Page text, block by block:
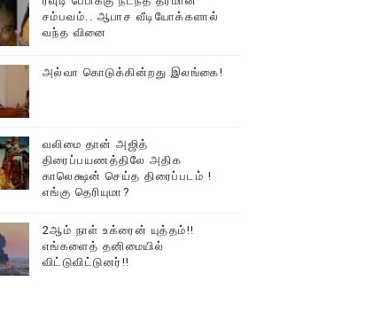
திரண்ட தமிழ்மக்கள்!!
சம்பவம்.. ஆபாச வீடியோக்களால்
வந்த வினை
அல்வா கொடுக்கின்றது இலங்கை!
வலிமை தான் அஜித்
திரைப்பயணத்திலே அதிக
காலெக்ஷன் செய்த திரைப்படம் !
எங்கு தெரியுமா?
2ஆம் நாள் உக்ரைன் யுத்தம்!!
எங்களைத் தனிமையில்
விட்டுவிட்டுனர்!!